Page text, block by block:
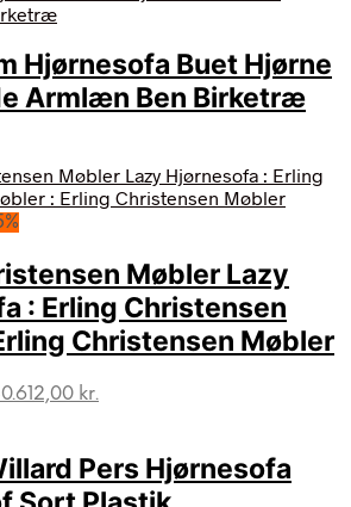
Hjørnesofa Buet Hjørne
Armlæn Ben Birketræ
Møbler Lazy
: Erling Christensen
Christensen Møbler
kr..
kr.
er:
40.612,00 kr..
Pers Hjørnesofa